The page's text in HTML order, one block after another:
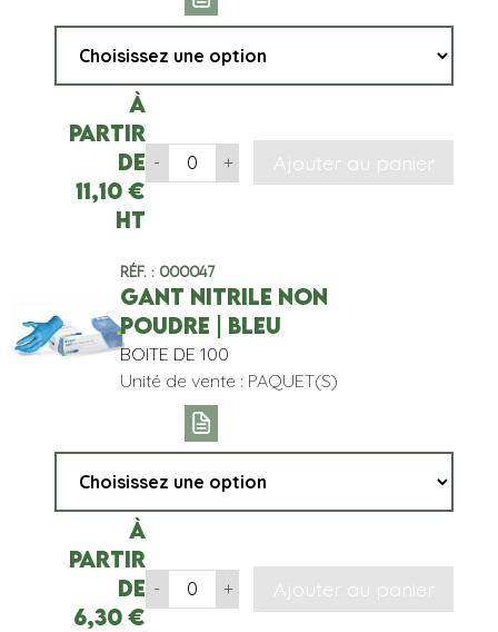
À
partir
de
11,10 €
HT
- + Ajouter au panier
Réf. : 000047
GANT NITRILE NON
POUDRE | BLEU
BOITE DE 100
Unité de vente : PAQUET(S)
À
partir
de
6,30 €
- + Ajouter au panier